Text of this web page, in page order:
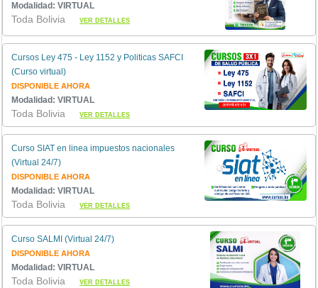
Modalidad: VIRTUAL
Toda BoliviaVER DETALLES
Cursos Ley 475 - Ley 1152 y Politicas SAFCI
(Curso virtual)
DISPONIBLE AHORA
Modalidad: VIRTUAL
Toda BoliviaVER DETALLES
Curso SIAT en linea impuestos nacionales
(Virtual 24/7)
DISPONIBLE AHORA
Modalidad: VIRTUAL
Toda BoliviaVER DETALLES
Curso SALMI (Virtual 24/7)
DISPONIBLE AHORA
Modalidad: VIRTUAL
Toda BoliviaVER DETALLES